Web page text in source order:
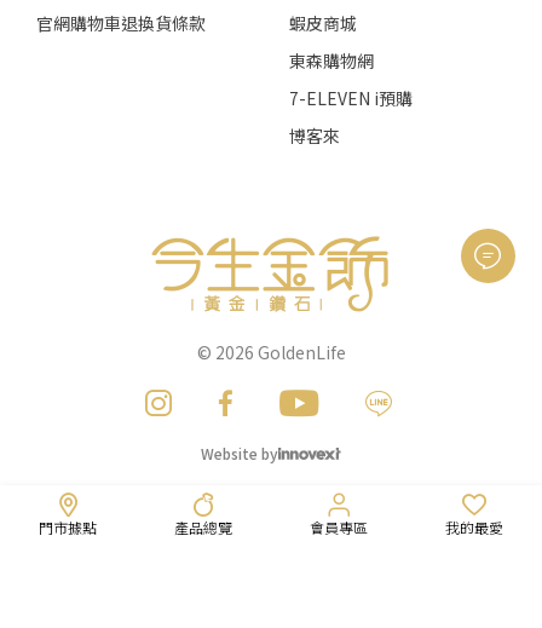
門市據點 產品總覽 會員專區 我的最愛
官網購物車退換貨條款
蝦皮商城
東森購物網
7-ELEVEN i預購
博客來
© 2026 GoldenLife
Website by